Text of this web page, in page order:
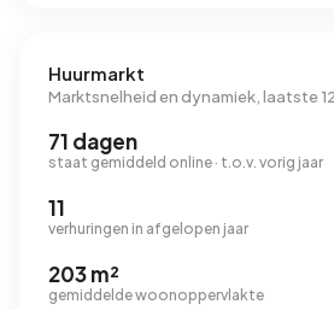
Huurmarkt
Marktsnelheid en dynamiek, laatste
71 dagen
staat gemiddeld online · t.o.v. vorig jaar
11
verhuringen in afgelopen jaar
203 m²
gemiddelde woonoppervlakte